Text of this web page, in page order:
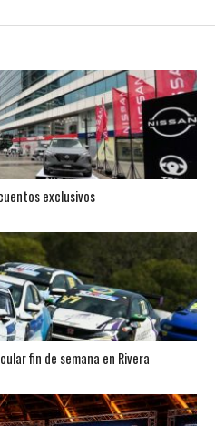
exclusivos
fin de semana en Rivera